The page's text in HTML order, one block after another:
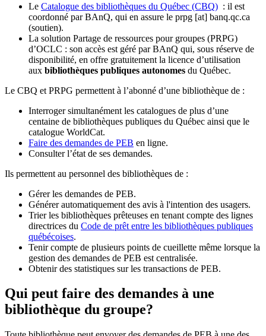
Le Catalogue des bibliothèques du Québec (CBQ) : il est
coordonné par BAnQ, qui en assure le prpg [at] banq.qc.ca
(soutien).
La solution Partage de ressources pour groupes (PRPG)
d’OCLC : son accès est géré par BAnQ qui, sous réserve de
disponibilité, en offre gratuitement la licence d’utilisation
aux bibliothèques publiques autonomes du Québec.
Le CBQ et PRPG permettent à l’abonné d’une bibliothèque de :
Interroger simultanément les catalogues de plus d’une
centaine de bibliothèques publiques du Québec ainsi que le
catalogue WorldCat.
Faire des demandes de PEB en ligne.
Consulter l’état de ses demandes.
Ils permettent au personnel des bibliothèques de :
Gérer les demandes de PEB.
Générer automatiquement des avis à l'intention des usagers.
Trier les bibliothèques prêteuses en tenant compte des lignes
directrices du Code de prêt entre les bibliothèques publiques
québécoises.
Tenir compte de plusieurs points de cueillette même lorsque la
gestion des demandes de PEB est centralisée.
Obtenir des statistiques sur les transactions de PEB.
Qui peut faire des demandes à une
bibliothèque du groupe?